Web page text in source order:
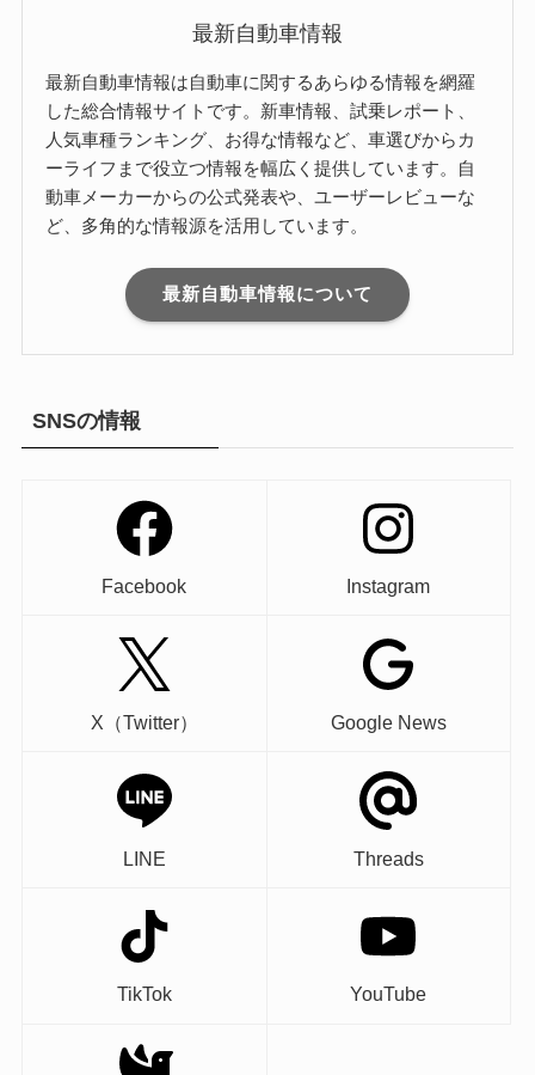
最新自動車情報
最新自動車情報は自動車に関するあらゆる情報を網羅
した総合情報サイトです。新車情報、試乗レポート、
人気車種ランキング、お得な情報など、車選びからカ
ーライフまで役立つ情報を幅広く提供しています。自
動車メーカーからの公式発表や、ユーザーレビューな
ど、多角的な情報源を活用しています。
最新自動車情報について
SNSの情報
Facebook Instagram
X（Twitter） Google News
LINE Threads
TikTok YouTube